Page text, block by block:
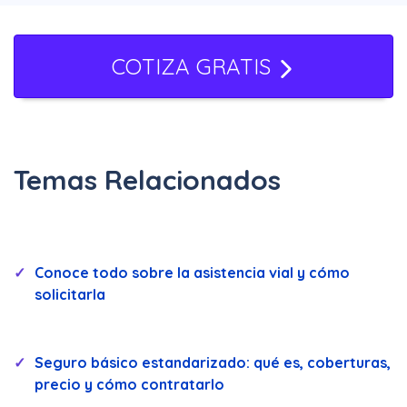
opciones de seguro de grúa, asegurarte
línea con total confianza.
COTIZA GRATIS
Temas Relacionados
Conoce todo sobre la asistencia vial y cómo
solicitarla
Seguro básico estandarizado: qué es, coberturas,
precio y cómo contratarlo